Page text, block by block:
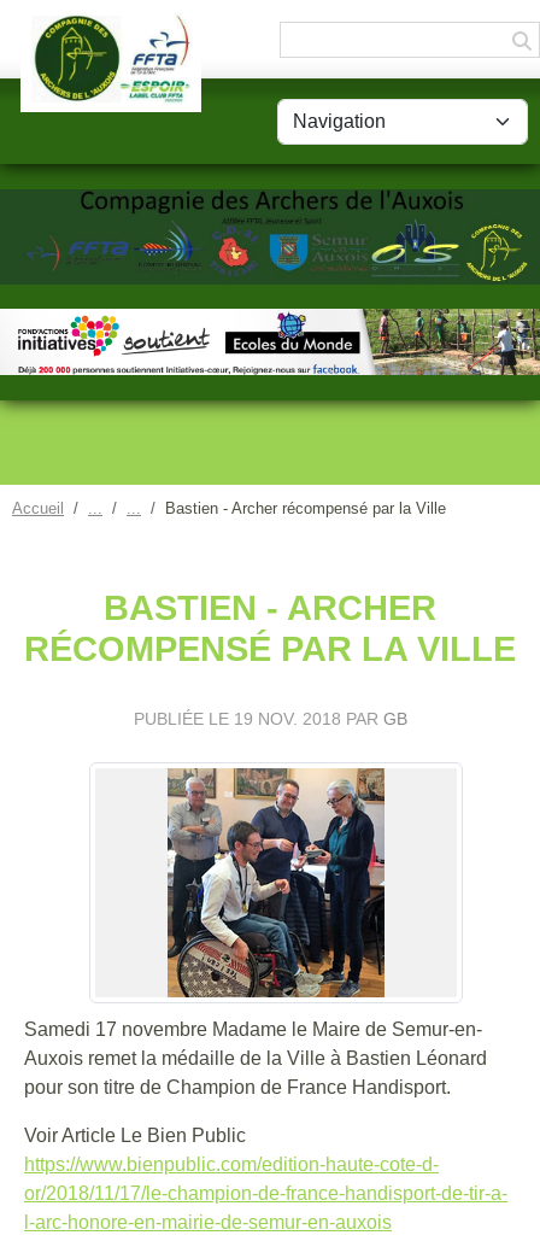
Accueil Bastien - Archer récompensé par la Ville
BASTIEN - ARCHER
RÉCOMPENSÉ PAR LA VILLE
PUBLIÉE LE 19 NOV. 2018 PAR GB
Samedi 17 novembre Madame le Maire de Semur-en-
Auxois remet la médaille de la Ville à Bastien Léonard
pour son titre de Champion de France Handisport.
Voir Article Le Bien Public
https://www.bienpublic.com/edition-haute-cote-d-
or/2018/11/17/le-champion-de-france-handisport-de-tir-a-
l-arc-honore-en-mairie-de-semur-en-auxois
Panneau de gestion des cookies